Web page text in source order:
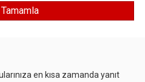
en kısa zamanda yanıt